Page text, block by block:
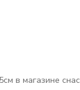
в магазине